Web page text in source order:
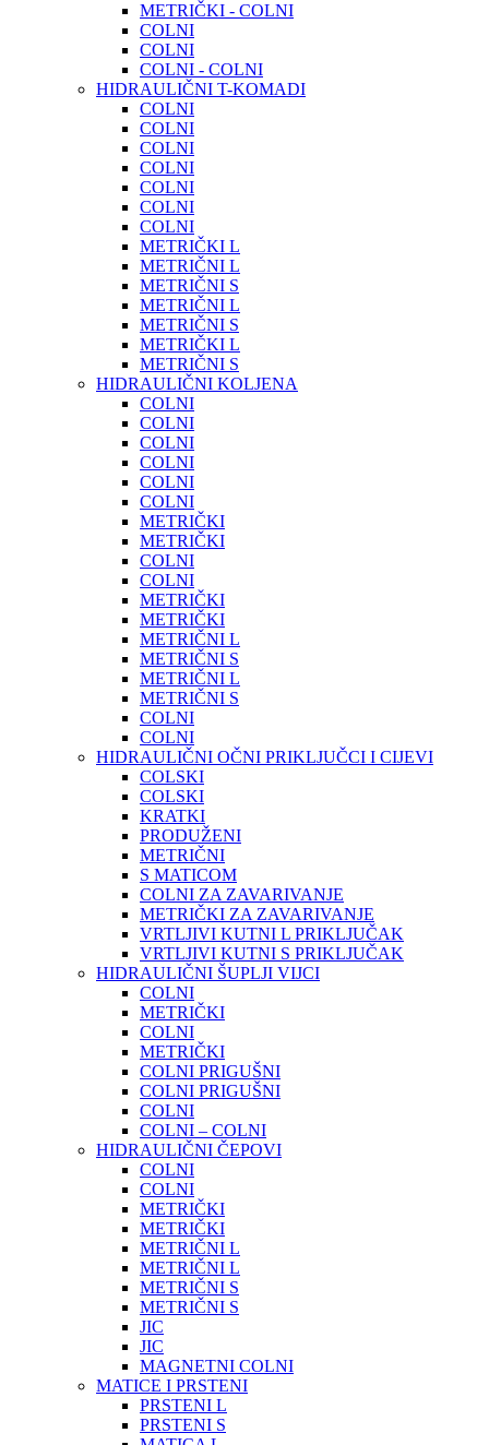
METRIČKI - COLNI
COLNI
COLNI
COLNI - COLNI
HIDRAULIČNI T-KOMADI
COLNI
COLNI
COLNI
COLNI
COLNI
COLNI
COLNI
METRIČKI L
METRIČNI L
METRIČNI S
METRIČNI L
METRIČNI S
METRIČKI L
METRIČNI S
HIDRAULIČNI KOLJENA
COLNI
COLNI
COLNI
COLNI
COLNI
COLNI
METRIČKI
METRIČKI
COLNI
COLNI
METRIČKI
METRIČKI
METRIČNI L
METRIČNI S
METRIČNI L
METRIČNI S
COLNI
COLNI
HIDRAULIČNI OČNI PRIKLJUČCI I CIJEVI
COLSKI
COLSKI
KRATKI
PRODUŽENI
METRIČNI
S MATICOM
COLNI ZA ZAVARIVANJE
METRIČKI ZA ZAVARIVANJE
VRTLJIVI KUTNI L PRIKLJUČAK
VRTLJIVI KUTNI S PRIKLJUČAK
HIDRAULIČNI ŠUPLJI VIJCI
COLNI
METRIČKI
COLNI
METRIČKI
COLNI PRIGUŠNI
COLNI PRIGUŠNI
COLNI
COLNI – COLNI
HIDRAULIČNI ČEPOVI
COLNI
COLNI
METRIČKI
METRIČKI
METRIČNI L
METRIČNI L
METRIČNI S
METRIČNI S
JIC
JIC
MAGNETNI COLNI
MATICE I PRSTENI
PRSTENI L
PRSTENI S